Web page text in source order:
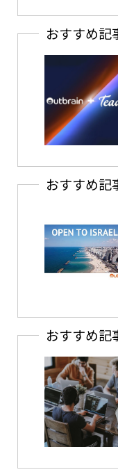
おすすめ記
おすすめ記
おすすめ記